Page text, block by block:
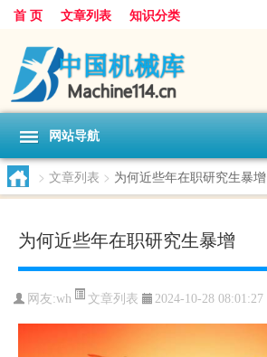
首 页 文章列表 知识分类
网站导航
> 文章列表 > 为何近些年在职研究生暴增
为何近些年在职研究生暴增
网友:wh 文章列表 2024-10-28 08:01:27